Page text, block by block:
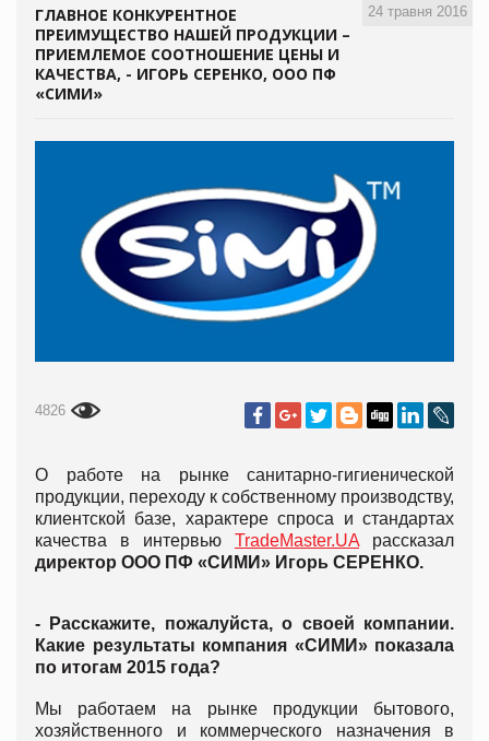
24 травня 2016
ГЛАВНОЕ КОНКУРЕНТНОЕ
ПРЕИМУЩЕСТВО НАШЕЙ ПРОДУКЦИИ –
ПРИЕМЛЕМОЕ СООТНОШЕНИЕ ЦЕНЫ И
КАЧЕСТВА, - ИГОРЬ СЕРЕНКО, ООО ПФ
«СИМИ»
4826
О работе на рынке санитарно-гигиенической
продукции, переходу к собственному производству,
клиентской базе, характере спроса и стандартах
качества в интервью TradeMaster.UA рассказал
директор ООО ПФ «СИМИ» Игорь СЕРЕНКО.
- Расскажите, пожалуйста, о своей компании.
Какие результаты компания «СИМИ» показала
по итогам 2015 года?
Мы работаем на рынке продукции бытового,
хозяйственного и коммерческого назначения в